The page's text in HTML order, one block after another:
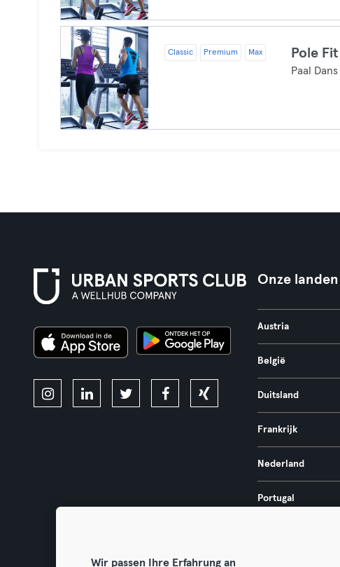
Classic Premium Max Pole Fit
Paal Dans
Onze landen
Austria
België
Duitsland
Frankrijk
Nederland
Portugal
Wir passen Ihre Erfahrung an